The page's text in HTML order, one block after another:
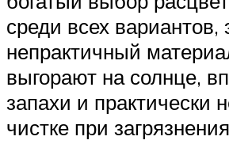
среди всех вариантов,
непрактичный
выгорают на солнце,
запахи и практически
чистке при